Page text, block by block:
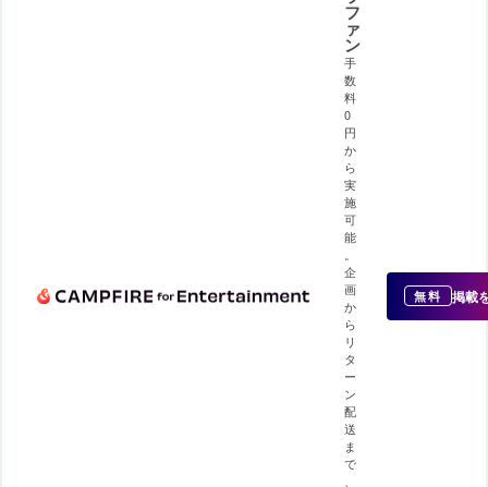
フ
ァ
ン
手
数
料
0
円
か
ら
実
施
可
能
企
画
か
ら
リ
タ
ー
ン
配
送
ま
で
無料 掲載